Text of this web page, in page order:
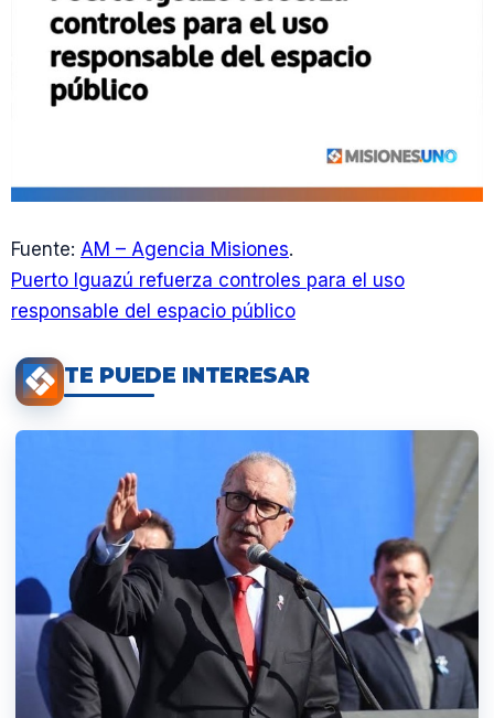
Fuente: AM – Agencia Misiones.
Puerto Iguazú refuerza controles para el uso
responsable del espacio público
TE PUEDE INTERESAR